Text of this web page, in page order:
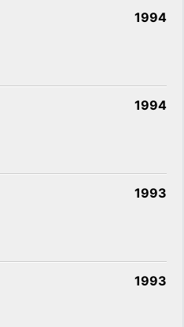
1994
1994
1993
1993